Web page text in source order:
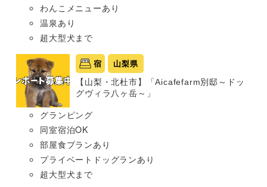
わんこメニューあり
温泉あり
超大型犬まで
宿 山梨県
【山梨・北杜市】「Aicafefarm別邸～ドッ
グヴィラ八ヶ岳～」
グランピング
同室宿泊OK
部屋食プランあり
プライベートドッグランあり
超大型犬まで